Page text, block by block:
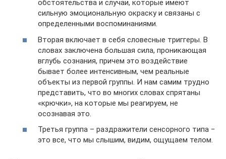
обстоятельства и случаи, которые имеют
сильную эмоциональную окраску и связаны с
определенными воспоминаниями.
Вторая включает в себя словесные триггеры. В
словах заключена большая сила, проникающая
вглубь сознания, причем это воздействие
бывает более интенсивным, чем реальные
объекты из первой группы. И нам самим трудно
представить, что во многих словах спрятаны
«крючки», на которые мы реагируем, не
осознавая это.
Третья группа – раздражители сенсорного типа −
это все, что мы слышим, видим, ощущаем телом.